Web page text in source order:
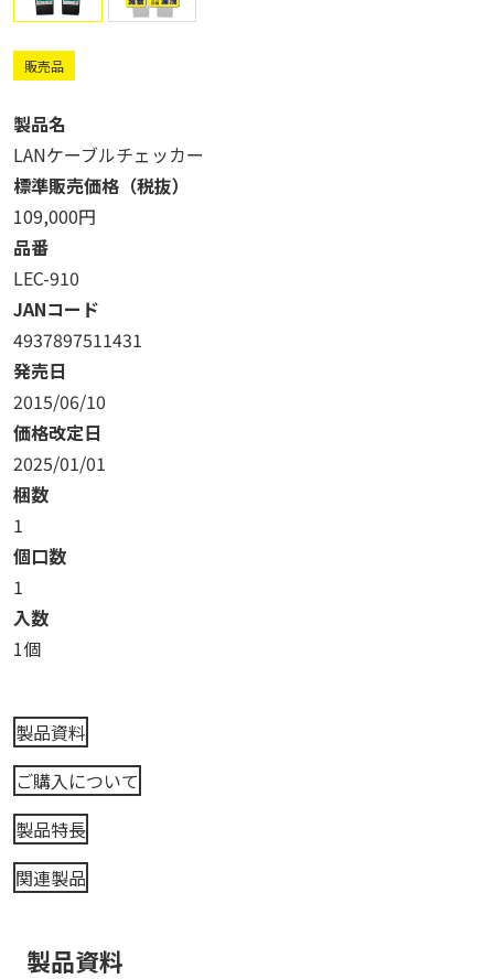
販売品
製品名
LANケーブルチェッカー
標準販売価格（税抜）
109,000円
品番
LEC-910
JANコード
4937897511431
発売日
2015/06/10
価格改定日
2025/01/01
梱数
1
個口数
1
入数
1個
製品資料
ご購入について
製品特長
関連製品
製品資料